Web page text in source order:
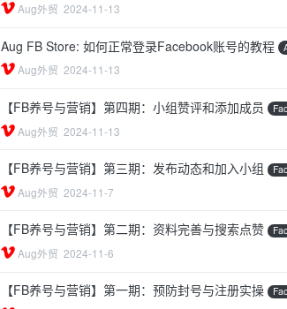
Aug外贸 2024-11-13
Aug FB Store: 如何正常登录Facebook账号的教程
Aug外贸 2024-11-13
【FB养号与营销】第四期：小组赞评和添加成员
Aug外贸 2024-11-13
【FB养号与营销】第三期：发布动态和加入小组
Aug外贸 2024-11-7
【FB养号与营销】第二期：资料完善与搜索点赞
Aug外贸 2024-11-6
【FB养号与营销】第一期：预防封号与注册实操